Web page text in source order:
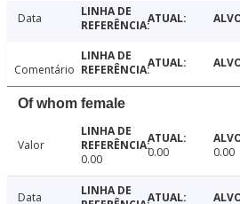
Data
Comentário
Of whom female
Valor
0.00
0.00 0.00
Data